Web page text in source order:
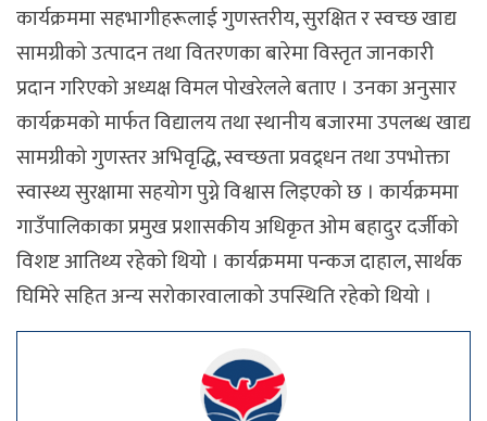
कार्यक्रममा सहभागीहरूलाई गुणस्तरीय, सुरक्षित र स्वच्छ खाद्य
सामग्रीको उत्पादन तथा वितरणका बारेमा विस्तृत जानकारी
प्रदान गरिएको अध्यक्ष विमल पोखरेलले बताए । उनका अनुसार
कार्यक्रमको मार्फत विद्यालय तथा स्थानीय बजारमा उपलब्ध खाद्य
सामग्रीको गुणस्तर अभिवृद्धि, स्वच्छता प्रवद्र्धन तथा उपभोक्ता
स्वास्थ्य सुरक्षामा सहयोग पुग्ने विश्वास लिइएको छ । कार्यक्रममा
गाउँपालिकाका प्रमुख प्रशासकीय अधिकृत ओम बहादुर दर्जीको
विशष्ट आतिथ्य रहेको थियो । कार्यक्रममा पन्कज दाहाल, सार्थक
घिमिरे सहित अन्य सरोकारवालाको उपस्थिति रहेको थियो ।